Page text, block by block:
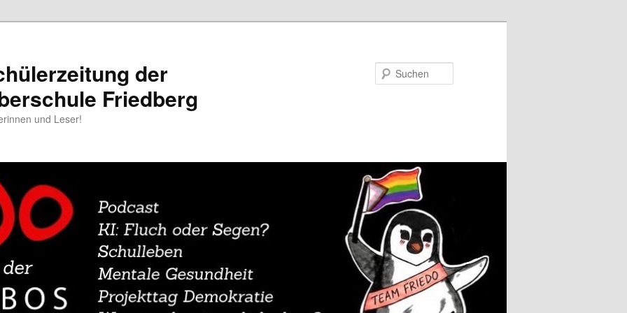
der
Friedberg
und Leser!